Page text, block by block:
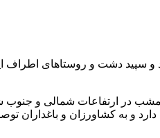
و سپید دشت و روستا‌های
امشب در ارتفاعات شمالی و
و به کشاورزان و باغداران